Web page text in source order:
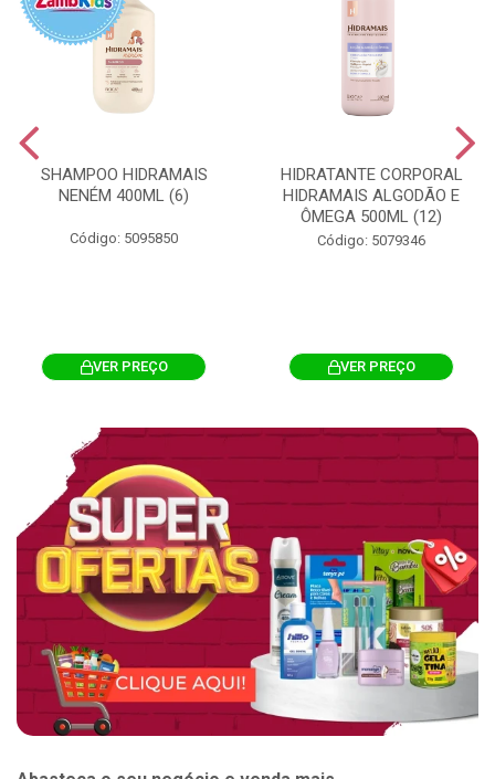
SHAMPOO HIDRAMAIS
NENÉM 400ML (6)
Código: 5095850
VER PREÇO
HIDRATANTE CORPORAL
HIDRAMAIS ALGODÃO E
ÔMEGA 500ML (12)
Código: 5079346
VER PREÇO